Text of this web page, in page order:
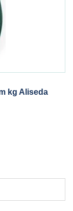
kg Aliseda